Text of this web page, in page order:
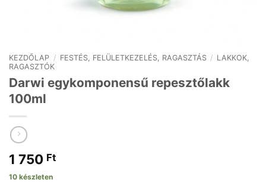
KEZDŐLAP / FESTÉS, FELÜLETKEZELÉS, RAGASZTÁS / LAKKOK,
RAGASZTÓK
Darwi egykomponensű repesztőlakk
100ml
1 750 Ft
10 készleten